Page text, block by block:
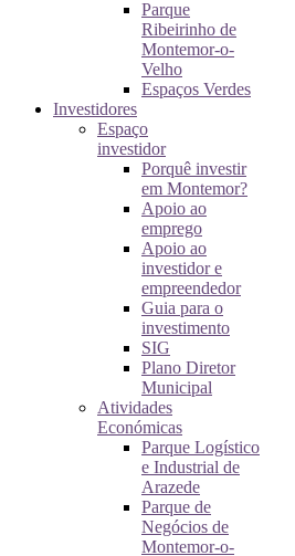
Parque
Ribeirinho de
Montemor-o-
Velho
Espaços Verdes
Investidores
Espaço
investidor
Porquê investir
em Montemor?
Apoio ao
emprego
Apoio ao
investidor e
empreendedor
Guia para o
investimento
SIG
Plano Diretor
Municipal
Atividades
Económicas
Parque Logístico
e Industrial de
Arazede
Parque de
Negócios de
Montemor-o-